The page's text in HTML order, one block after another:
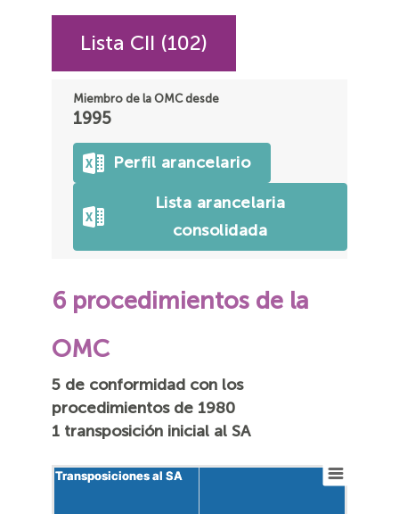
Lista CII (102)
Miembro de la OMC desde
1995
Perfil arancelario
Lista arancelaria
consolidada
6 procedimientos de la
OMC
5 de conformidad con los
procedimientos de 1980
1 transposición inicial al SA
Transposiciones al SA
Transposiciones al SA